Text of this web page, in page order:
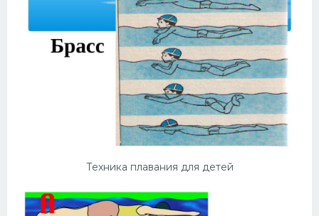
Техника плавания для детей